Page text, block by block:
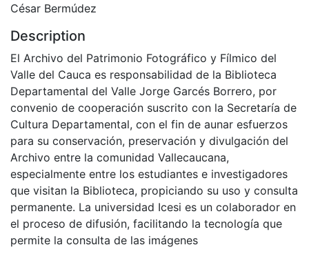
César Bermúdez
Description
El Archivo del Patrimonio Fotográfico y Fílmico del
Valle del Cauca es responsabilidad de la Biblioteca
Departamental del Valle Jorge Garcés Borrero, por
convenio de cooperación suscrito con la Secretaría de
Cultura Departamental, con el fin de aunar esfuerzos
para su conservación, preservación y divulgación del
Archivo entre la comunidad Vallecaucana,
especialmente entre los estudiantes e investigadores
que visitan la Biblioteca, propiciando su uso y consulta
permanente. La universidad Icesi es un colaborador en
el proceso de difusión, facilitando la tecnología que
permite la consulta de las imágenes